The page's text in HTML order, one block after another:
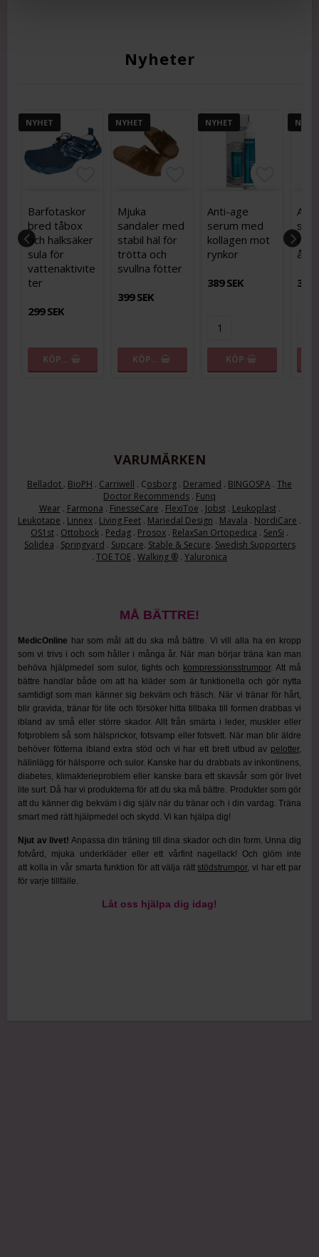
Nyheter
till i favoritlistan
till i favoritlistan
NYHET
Lägg till i favoritlistan
Lägg till i favoritlistan
Barfotaskor
bred tåbox
och halksäker
sula för
vattenaktivite
ter
299 SEK
KÖP…
NYHET
Lägg till i
Lägg till i
Mjuka
sandaler med
stabil häl för
trötta och
svullna fötter
399 SEK
KÖP…
NYHET
Lägg
Lägg
Anti-age
serum med
kollagen mot
rynkor
389 SEK
KÖP
389
VARUMÄRKEN
Belladot . BioPH . Carriwell . Cosborg . Deramed . BINGOSPA . The
Doctor Recommends . Funq
Wear . Farmona . FinesseCare . FlexiToe . Jobst. Leukoplast.
Leukotape . Linnex . Living Feet . Mariedal Design . Mavala . NordiCare .
OS1st . Ottobock . Pedag . Prosox . RelaxSan Ortopedica . SenSi .
Solidea . Springyard . Supcare. Stable & Secure. Swedish Supporters
. TOE TOE . Walking ® . Yaluronica
MÅ BÄTTRE!
MedicOnline har som mål att du ska må bättre. Vi vill alla ha en kropp
som vi trivs i och som håller i många år. När man börjar träna kan man
behöva hjälpmedel som sulor, tights och kompressionsstrumpor. Att må
bättre handlar både om att ha kläder som är funktionella och gör nytta
samtidigt som man känner sig bekväm och fräsch. När vi tränar för hårt,
blir gravida, tränar för lite och försöker hitta tillbaka till formen drabbas vi
ibland av små eller större skador. Allt från smärta i leder, muskler eller
fotproblem så som hälsprickor, fotsvamp eller fotsvett. När man blir äldre
behöver fötterna ibland extra stöd och vi har ett brett utbud av pelotter,
hälinlägg för hälsporre och sulor. Kanske har du drabbats av inkontinens,
diabetes, klimakterieproblem eller kanske bara ett skavsår som gör livet
lite surt. Då har vi produkterna för att du ska må bättre. Produkter som gör
att du känner dig bekväm i dig själv när du tränar och i din vardag. Träna
smart med rätt hjälpmedel och skydd. Vi kan hjälpa dig!
Njut av livet! Anpassa din träning till dina skador och din form. Unna dig
fotvård, mjuka underkläder eller ett vårfint nagellack! Och glöm inte
att kolla in vår smarta funktion för att välja rättstödstrumpor, vi har ett par
för varje tillfälle.
Låt oss hjälpa dig idag!